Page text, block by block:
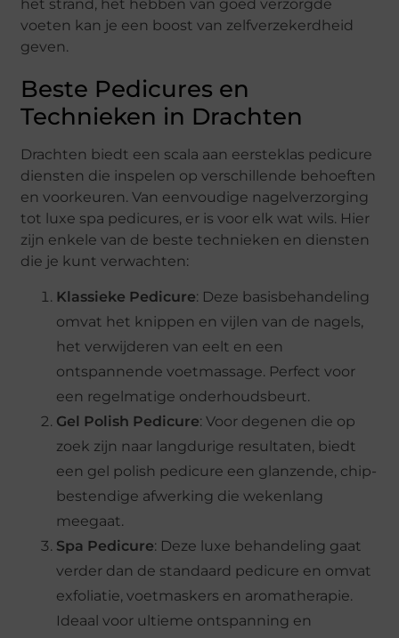
het strand, het hebben van goed verzorgde
voeten kan je een boost van zelfverzekerdheid
geven.
Beste Pedicures en
Technieken in Drachten
Drachten biedt een scala aan eersteklas pedicure
diensten die inspelen op verschillende behoeften
en voorkeuren. Van eenvoudige nagelverzorging
tot luxe spa pedicures, er is voor elk wat wils. Hier
zijn enkele van de beste technieken en diensten
die je kunt verwachten:
Klassieke Pedicure: Deze basisbehandeling
omvat het knippen en vijlen van de nagels,
het verwijderen van eelt en een
ontspannende voetmassage. Perfect voor
een regelmatige onderhoudsbeurt.
Gel Polish Pedicure: Voor degenen die op
zoek zijn naar langdurige resultaten, biedt
een gel polish pedicure een glanzende, chip-
bestendige afwerking die wekenlang
meegaat.
Spa Pedicure: Deze luxe behandeling gaat
verder dan de standaard pedicure en omvat
exfoliatie, voetmaskers en aromatherapie.
Ideaal voor ultieme ontspanning en